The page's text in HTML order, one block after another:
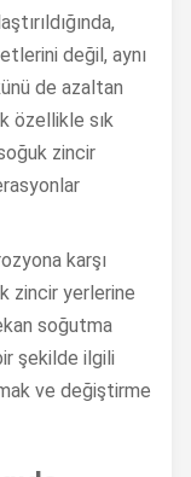
değil, aynı
de azaltan
özellikle sık
zincir
karşı
zincir yerlerine
soğutma
şekilde ilgili
ve değiştirme